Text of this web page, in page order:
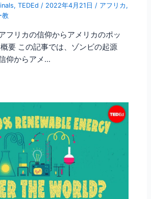
,TEDEd / 2022年4月21日 / アフリカ ,
教
フリカの信仰からアメリカのポッ
要 この記事では、ゾンビの起源
仰からアメ…